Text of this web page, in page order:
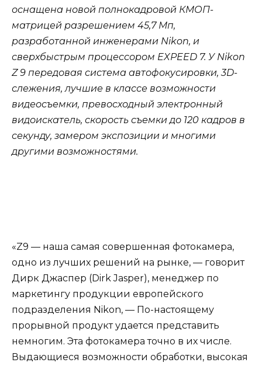
оснащена новой полнокадровой КМОП-
матрицей разрешением 45,7 Мп,
разработанной инженерами Nikon, и
сверхбыстрым процессором EXPEED 7. У Nikon
Z 9 передовая система автофокусировки, 3D-
слежения, лучшие в классе возможности
видеосъемки, превосходный электронный
видоискатель, скорость съемки до 120 кадров в
секунду, замером экспозиции и многими
другими возможностями.
«Z9 — наша самая совершенная фотокамера,
одно из лучших решений на рынке, — говорит
Дирк Джаспер (Dirk Jasper), менеджер по
маркетингу продукции европейского
подразделения Nikon, — По-настоящему
прорывной продукт удается представить
немногим. Эта фотокамера точно в их числе.
Выдающиеся возможности обработки, высокая